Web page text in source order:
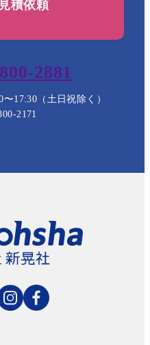
積依頼
2881
17:30（土日祝除く）
2171